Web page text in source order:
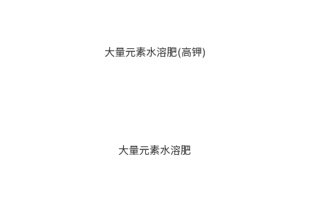
大量元素水溶肥(高钾)
大量元素水溶肥